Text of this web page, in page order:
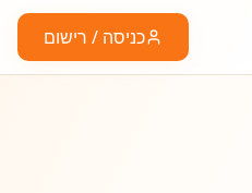
כניסה / רישום